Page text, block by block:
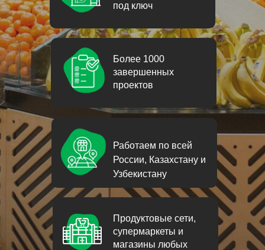
под ключ
Работаем по всей
России, Казахстану и
Узбекистану
Более 1000
завершенных
проектов
Продуктовые сети,
супермаркеты и
магазины любых